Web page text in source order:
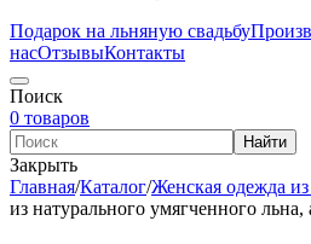
Подарок на льняную свадьбу
насОтзывыКонтакты
Поиск
0 товаров
Найти
Закрыть
Главная/Каталог/Женская одежда
из натурального умягченного льна,